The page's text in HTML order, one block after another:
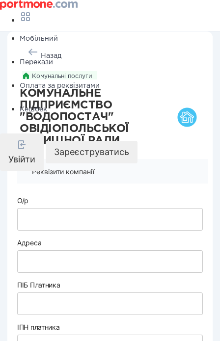
Мобільний
Перекази
Оплата за реквізитами
Кешбек
Увійти
Зареєструватись
Назад
Комунальні послуги
КОМУНАЛЬНЕ
ПІДПРИЄМСТВО
"ВОДОПОСТАЧ"
ОВІДІОПОЛЬСЬКОЇ
СЕЛИЩНОЇ РАДИ
Реквізити компанії
О/р
Адреса
ПІБ Платника
ІПН платника